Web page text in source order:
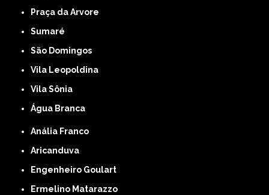
Praça da Arvore
Sumaré
São Domingos
Vila Leopoldina
Vila Sônia
Água Branca
Anália Franco
Aricanduva
Engenheiro Goulart
Ermelino Matarazzo